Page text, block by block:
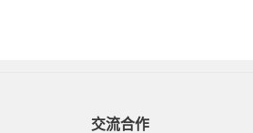
交流合作